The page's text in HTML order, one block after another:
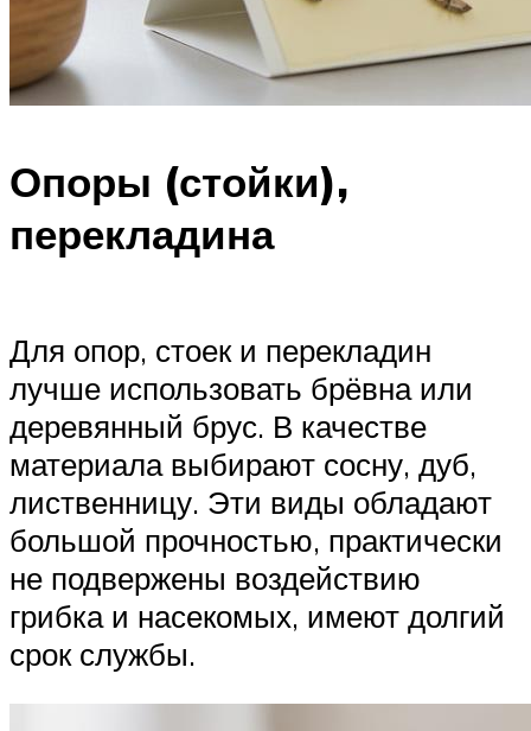
Опоры (стойки),
перекладина
Для опор, стоек и перекладин
лучше использовать брёвна или
деревянный брус. В качестве
материала выбирают сосну, дуб,
лиственницу. Эти виды обладают
большой прочностью, практически
не подвержены воздействию
грибка и насекомых, имеют долгий
срок службы.